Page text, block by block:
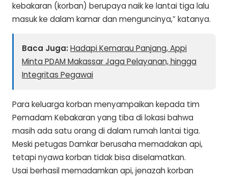
kebakaran (korban) berupaya naik ke lantai tiga lalu
masuk ke dalam kamar dan menguncinya,” katanya.
Baca Juga:Hadapi Kemarau Panjang, Appi
Minta PDAM Makassar Jaga Pelayanan, hingga
Integritas Pegawai
Para keluarga korban menyampaikan kepada tim
Pemadam Kebakaran yang tiba di lokasi bahwa
masih ada satu orang di dalam rumah lantai tiga.
Meski petugas Damkar berusaha memadakan api,
tetapi nyawa korban tidak bisa diselamatkan.
Usai berhasil memadamkan api, jenazah korban